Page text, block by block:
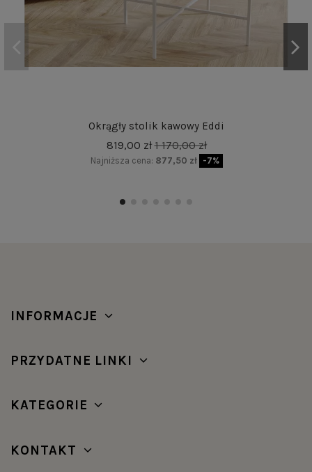
Okrągły stolik kawowy Eddi
819,00 zł1 170,00 zł
Najniższa cena: 877,50 zł -7%
INFORMACJE
PRZYDATNE LINKI
KATEGORIE
KONTAKT